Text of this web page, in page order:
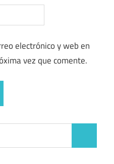
electrónico y web en
vez que comente.